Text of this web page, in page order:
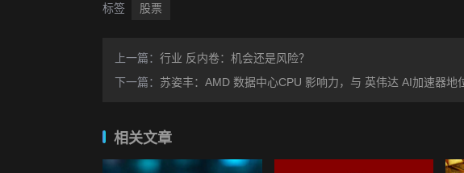
标签 股票
上一篇： 行业 反内卷：机会还是风险？
下一篇： 苏姿丰：AMD 数据中心CPU 影响力，与 英伟达 AI加速器地
相关文章